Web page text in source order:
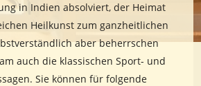
in Indien absolviert, der Heimat
Heilkunst zum ganzheitlichen
aber beherrschen
auch die klassischen Sport- und
Sie können für folgende